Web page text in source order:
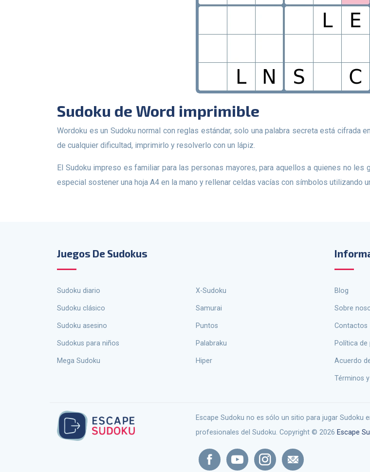
Sudoku de Word imprimible
Wordoku es un Sudoku normal con reglas estándar, solo una palabra secreta está cifrada en la diagonal principal. Los jugadores pueden descargarnos Sudoku
de cualquier dificultad, imprimirlo y resolverlo con un lápiz.
El Sudoku impreso es familiar para las personas mayores, para aquellos a quienes no les gusta pasar tiempo en línea resolviendo acertijos. Tiene un encanto
especial sostener una hoja A4 en la mano y rellenar celdas vacías con símbolos utilizando
Juegos De Sudokus
Sudoku diario
Sudoku clásico
Sudoku asesino
sudokus para niños
Mega Sudoku
X-Sudoku
Samurai
Puntos
palabraku
Hiper
Blog
Sobre
Contactos
política
Acuerdo
Términos
Escape Sudoku no es sólo un sitio para jugar Sudoku en línea, es un ecosistema completo diseñado para entusiastas y
profesionales del Sudoku. Copyright © 2026 Escape